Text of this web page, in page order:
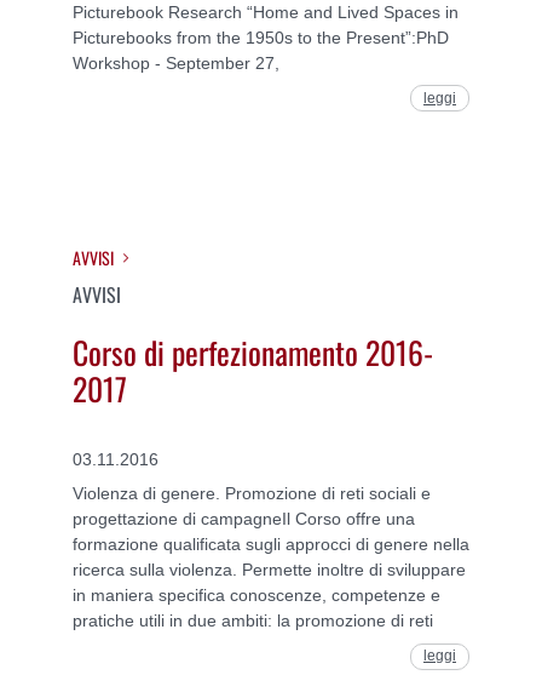
Picturebook Research “Home and Lived Spaces in
Picturebooks from the 1950s to the Present”:PhD
Workshop - September 27,
leggi
AVVISI
AVVISI
Corso di perfezionamento 2016-
2017
03.11.2016
Violenza di genere. Promozione di reti sociali e
progettazione di campagneIl Corso offre una
formazione qualificata sugli approcci di genere nella
ricerca sulla violenza. Permette inoltre di sviluppare
in maniera specifica conoscenze, competenze e
pratiche utili in due ambiti: la promozione di reti
leggi